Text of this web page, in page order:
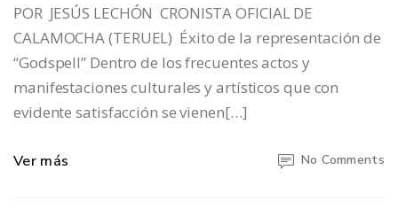
POR JESÚS LECHÓN CRONISTA OFICIAL DE
CALAMOCHA (TERUEL) Éxito de la representación de
“Godspell” Dentro de los frecuentes actos y
manifestaciones culturales y artísticos que con
evidente satisfacción se vienen[…]
Ver más No Comments